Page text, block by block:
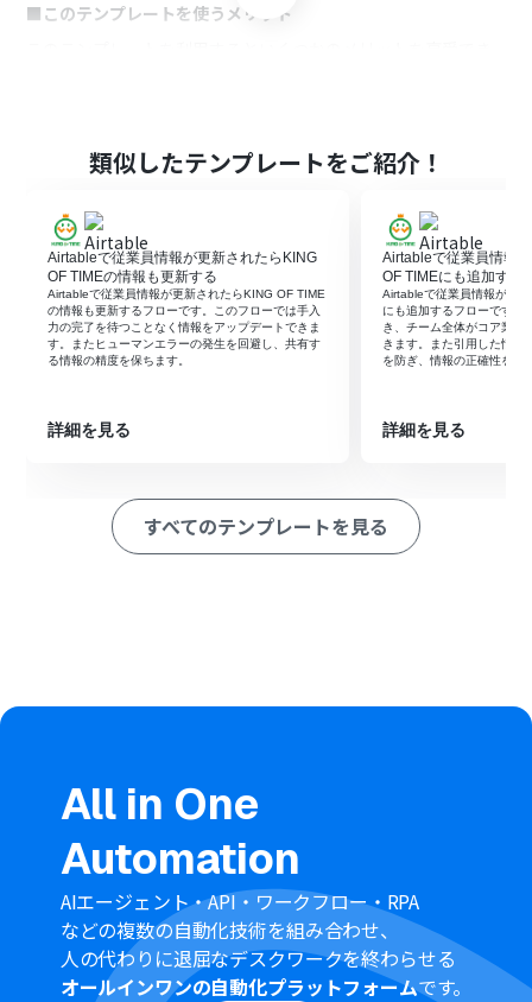
■このテンプレートを使うメリット
また、データの自動入力により人的ミスが減り、正確な勤怠情
報が保持されるため、管理精度が向上します。
向上にもつながるため、組織全体の運営が円滑になるでしょ
う。
■注意事項
・KING OF TIMEとMicrosoft ExcelのそれぞれとYoomを連携し
・Microsoft365（旧Office365）には、家庭向けプランと一般法
人向けプラン（Microsoft365 Business）があり、一般法人向け
・同じ処理を繰り返すにはチームプラン以上のプランでご利用
いただける機能（オペレーション）となっております。フリープ
・KING OF TIMEのマイアプリ連携方法はこちらをご参照くださ
類似したテンプレートをご紹介！
Airtableで従業員情報が更新されたらKING
OF TIMEの情報も更新する
Airtableで従業員情報が更新されたらKING OF TIME
の情報も更新するフローです。このフローでは手入
力の完了を待つことなく情報をアップデートできま
す。またヒューマンエラーの発生を回避し、共有す
る情報の精度を保ちます。
詳細を見る
Airtableで従業員情報
OF TIMEにも追加する
Airtableで従業員情報が登
にも追加するフローです。
き、チーム全体がコア業務
きます。また引用した情報
を防ぎ、情報の正確性を維
詳細を見る
すべてのテンプレートを見る
All in One
Automation
AIエージェント・API・ワークフロー・RPA
などの複数の自動化技術を組み合わせ、
人の代わりに退屈なデスクワークを終わらせる
オールインワンの自動化プラットフォームです。